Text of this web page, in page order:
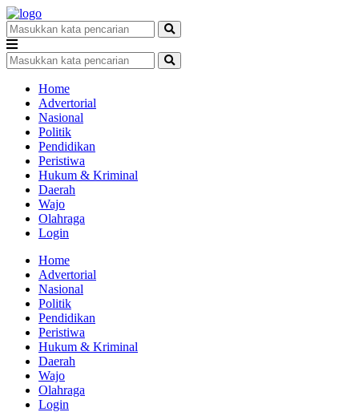
Home
Advertorial
Nasional
Politik
Pendidikan
Peristiwa
Hukum & Kriminal
Daerah
Wajo
Olahraga
Login
Home
Advertorial
Nasional
Politik
Pendidikan
Peristiwa
Hukum & Kriminal
Daerah
Wajo
Olahraga
Login